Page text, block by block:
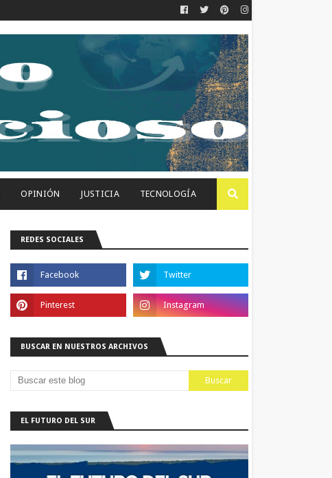
OPINIÓN JUSTICIA TECNOLOGÍA
REDES SOCIALES
BUSCAR EN NUESTROS ARCHIVOS
EL FUTURO DEL SUR